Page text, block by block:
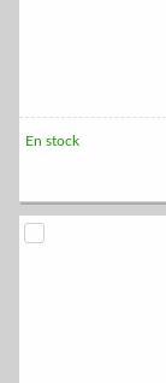
En stock